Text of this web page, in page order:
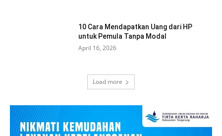
10 Cara Mendapatkan Uang dari HP
untuk Pemula Tanpa Modal
April 16, 2026
Load more